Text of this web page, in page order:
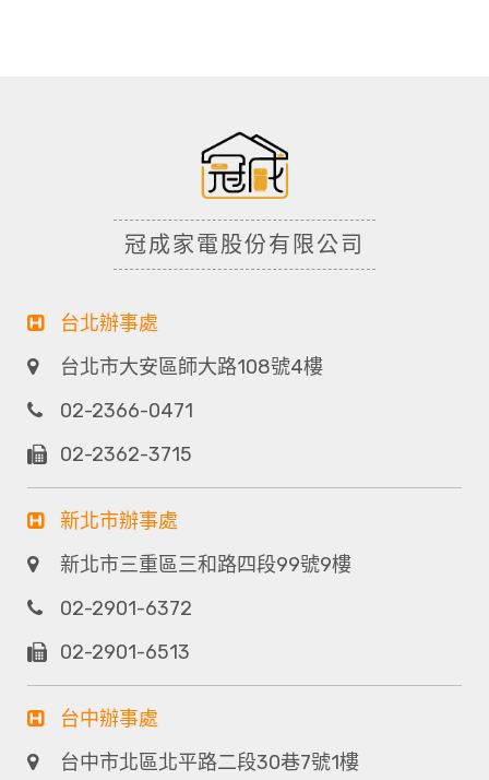
冠成家電股份有限公司
台北辦事處
台北市大安區師大路108號4樓
02-2366-0471
02-2362-3715
新北市辦事處
新北市三重區三和路四段99號9樓
02-2901-6372
02-2901-6513
台中辦事處
台中市北區北平路二段30巷7號1樓